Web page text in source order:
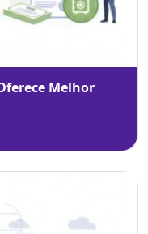
Melhor